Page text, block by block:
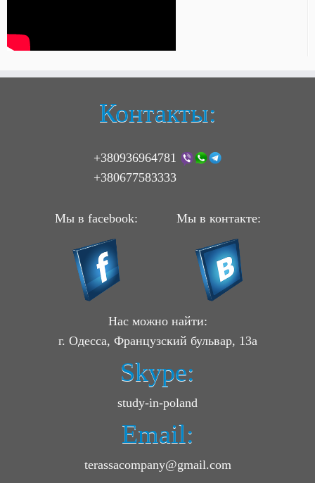
Контакты:
+380936964781
+380677583333
Мы в facebook: Мы в контакте:
Нас можно найти:
г. Одесса, Французский бульвар, 13а
Skype:
study-in-poland
Email:
terassacompany@gmail.com